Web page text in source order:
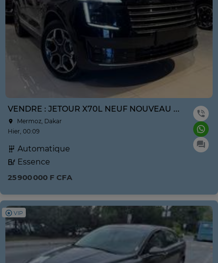
VENDRE : JETOUR X70L NEUF NOUVEAU MODÈLE ANNE 2026
Mermoz, Dakar
Hier, 00:09
Automatique
Essence
25 900 000 F CFA
VIP